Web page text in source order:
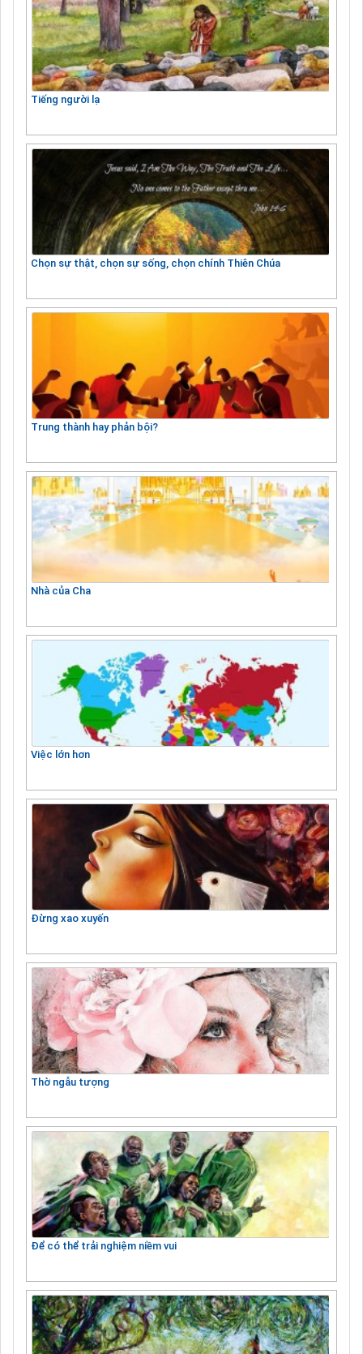
Tiếng người lạ
Chọn sự thật, chọn sự sống, chọn chính Thiên Chúa
Trung thành hay phản bội?
Nhà của Cha
Việc lớn hơn
Đừng xao xuyến
Thờ ngẫu tượng
Để có thể trải nghiệm niềm vui